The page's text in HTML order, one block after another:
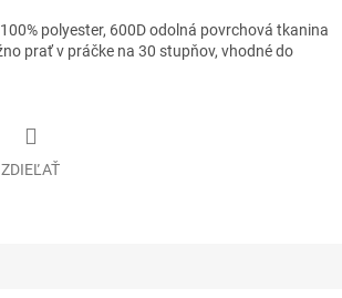
polyester, 600D odolná povrchová tkanina
prať v práčke na 30 stupňov, vhodné do
ZDIEĽAŤ